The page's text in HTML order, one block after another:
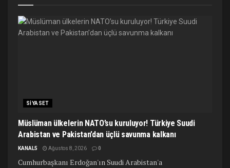
SIYASET
Müslüman ülkelerin NATO’su kuruluyor! Türkiye Suudi
Arabistan ve Pakistan’dan üçlü savunma kalkanı
KANAL5 Ağustos 8, 2026 0
Cumhurbaşkanı Erdoğan'ın Suudi Arabistan'a